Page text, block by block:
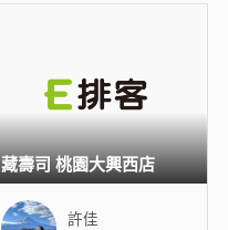
許佳
藏壽司 桃園大興西店